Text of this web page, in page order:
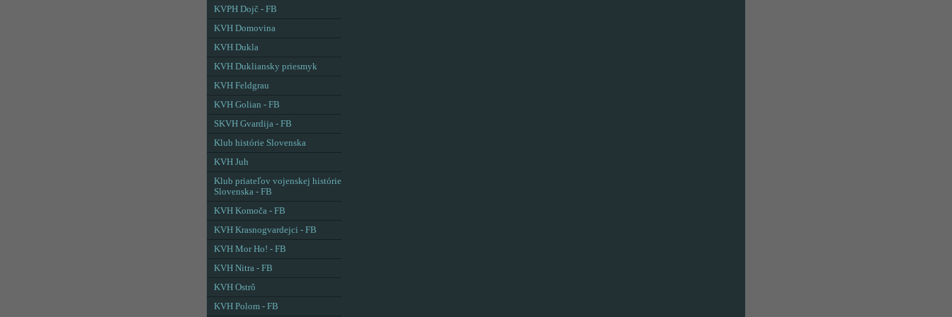
KVPH Dojč - FB
KVH Domovina
KVH Dukla
KVH Dukliansky priesmyk
KVH Feldgrau
KVH Golian - FB
SKVH Gvardija - FB
Klub histórie Slovenska
KVH Juh
Klub priateľov vojenskej histórie
Slovenska - FB
KVH Komoča - FB
KVH Krasnogvardejci - FB
KVH Mor Ho! - FB
KVH Nitra - FB
KVH Ostrô
KVH Polom - FB